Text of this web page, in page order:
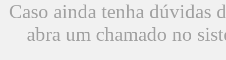
Caso ainda tenha dúvidas
abra um chamado no